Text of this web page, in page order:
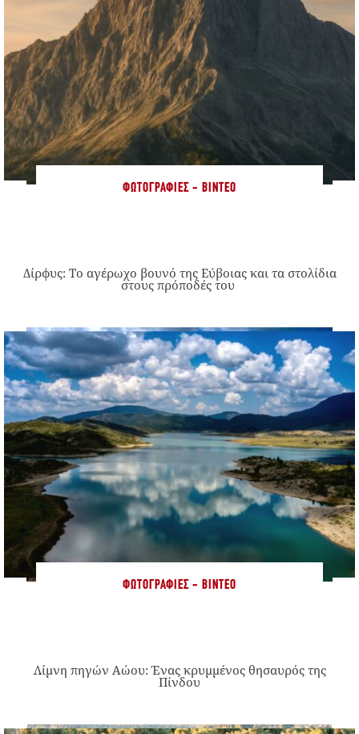
ΦΩΤΟΓΡΑΦΊΕΣ - ΒΊΝΤΕΟ
Δίρφυς: Το αγέρωχο βουνό της Εύβοιας και τα στολίδια
στους πρόποδές του
ΦΩΤΟΓΡΑΦΊΕΣ - ΒΊΝΤΕΟ
Λίμνη πηγών Αώου: Ένας κρυμμένος θησαυρός της
Πίνδου